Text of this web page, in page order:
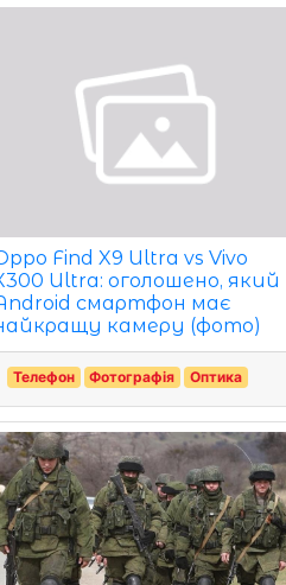
Find X9 Ultra vs Vivo
Ultra: оголошено, який
смартфон має
камеру (фото)
Телефон Фотографія Оптика